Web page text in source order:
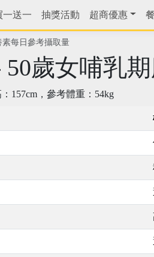
一送一 抽獎活動 超商優惠
每日參考攝取量
50歲女哺乳
157cm，參考體重：54kg